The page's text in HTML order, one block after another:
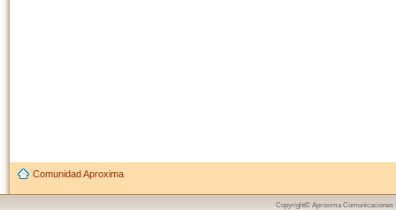
Comunidad Aproxima
Copyright© Aproxima Comunicaciones